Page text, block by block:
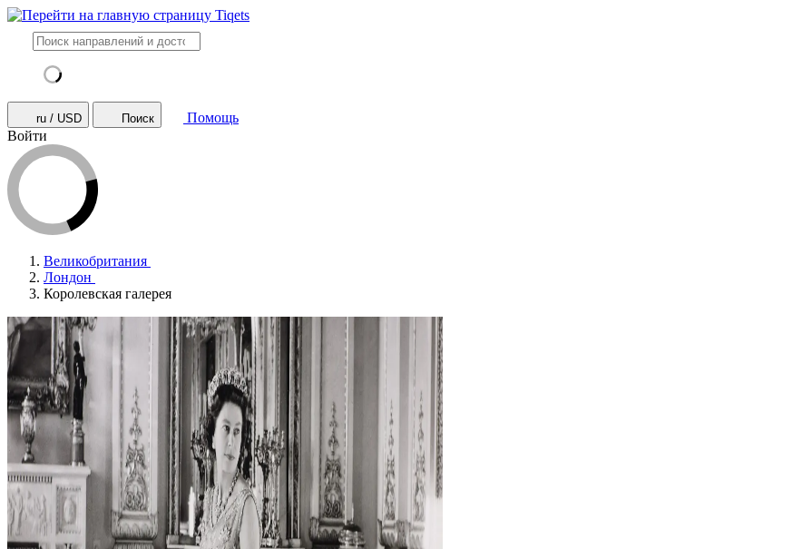
ru / USD Поиск
Помощь
Войти
Великобритания
Лондон
Королевская галерея